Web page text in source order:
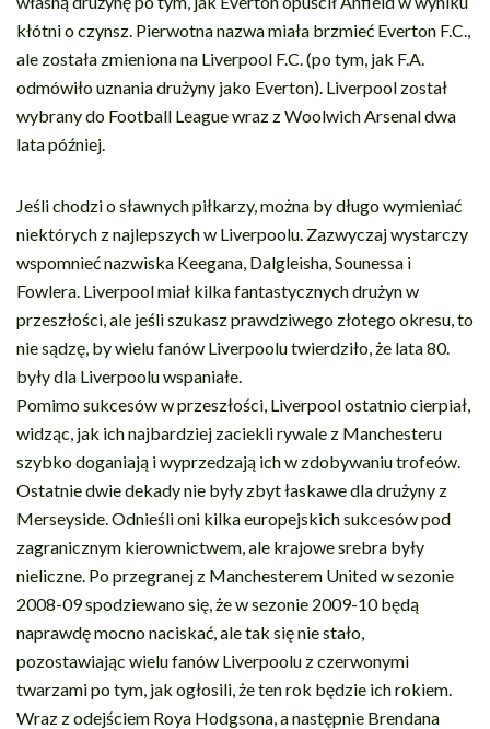
kłótni o czynsz. Pierwotna nazwa miała brzmieć Everton F.C.,
ale została zmieniona na Liverpool F.C. (po tym, jak F.A.
odmówiło uznania drużyny jako Everton). Liverpool został
wybrany do Football League wraz z Woolwich Arsenal dwa
lata później.
Jeśli chodzi o sławnych piłkarzy, można by długo wymieniać
niektórych z najlepszych w Liverpoolu. Zazwyczaj wystarczy
wspomnieć nazwiska Keegana, Dalgleisha, Sounessa i
Fowlera. Liverpool miał kilka fantastycznych drużyn w
przeszłości, ale jeśli szukasz prawdziwego złotego okresu, to
nie sądzę, by wielu fanów Liverpoolu twierdziło, że lata 80.
były dla Liverpoolu wspaniałe.
Pomimo sukcesów w przeszłości, Liverpool ostatnio cierpiał,
widząc, jak ich najbardziej zaciekli rywale z Manchesteru
szybko doganiają i wyprzedzają ich w zdobywaniu trofeów.
Ostatnie dwie dekady nie były zbyt łaskawe dla drużyny z
Merseyside. Odnieśli oni kilka europejskich sukcesów pod
zagranicznym kierownictwem, ale krajowe srebra były
nieliczne. Po przegranej z Manchesterem United w sezonie
2008-09 spodziewano się, że w sezonie 2009-10 będą
naprawdę mocno naciskać, ale tak się nie stało,
pozostawiając wielu fanów Liverpoolu z czerwonymi
twarzami po tym, jak ogłosili, że ten rok będzie ich rokiem.
Wraz z odejściem Roya Hodgsona, a następnie Brendana